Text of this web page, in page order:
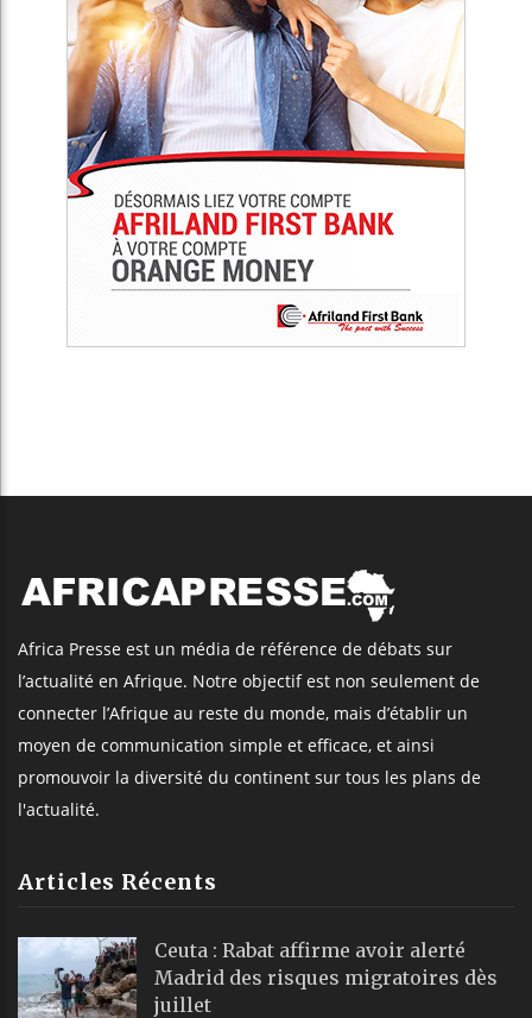
Africa Presse est un média de référence de débats sur
l’actualité en Afrique. Notre objectif est non seulement de
connecter l’Afrique au reste du monde, mais d’établir un
moyen de communication simple et efficace, et ainsi
promouvoir la diversité du continent sur tous les plans de
l'actualité.
Articles Récents
Ceuta : Rabat affirme avoir alerté
Madrid des risques migratoires dès
juillet